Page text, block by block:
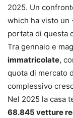
2025. Un
which ha visto un
portata di questa
Tra gennaio e
immatricolate,
quota di mercato
complessivo
Nel 2025 la casa
68.845 vetture